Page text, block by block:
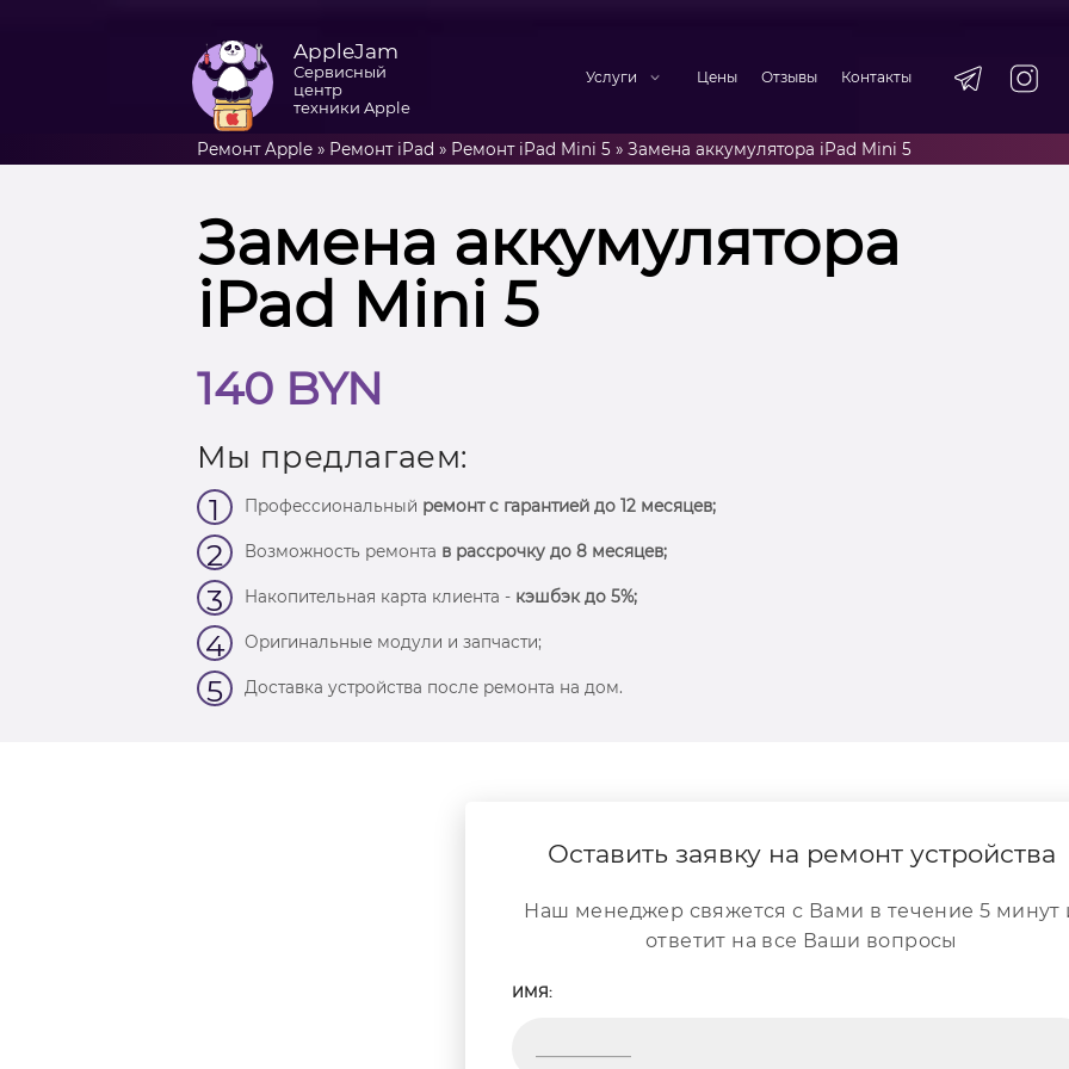
AppleJam
Сервисный
центр
техники Apple
Услуги Цены Отзывы Контакты
Ремонт Apple» Ремонт iPad » Ремонт iPad Mini 5 » Замена аккумулятора iPad Mini 5
Замена аккумулятора
iPad Mini 5
140 BYN
Мы предлагаем:
1 Профессиональный ремонт с гарантией до 12 месяцев;
2 Возможность ремонта в рассрочку до 8 месяцев;
3 Накопительная карта клиента - кэшбэк до 5%;
4 Оригинальные модули и запчасти;
5 Доставка устройства после ремонта на дом.
Оставить заявку на ремонт устройства
Наш менеджер свяжется с Вами в течение 5 минут
ответит на все Ваши вопросы
ИМЯ: